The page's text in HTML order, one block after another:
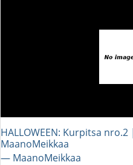
HALLOWEEN: Kurpitsa
MaanoMeikkaa
― MaanoMeikkaa